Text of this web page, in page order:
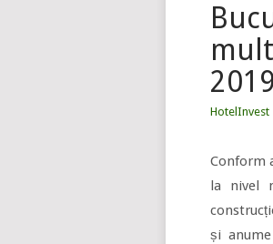
2019
HotelInvest
Conform
la nivel
și